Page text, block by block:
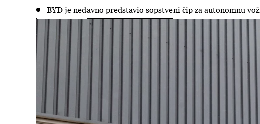
BYD je nedavno predstavio sopstveni čip za autonomnu